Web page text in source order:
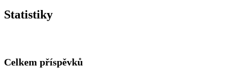
Statistiky
Celkem příspěvků